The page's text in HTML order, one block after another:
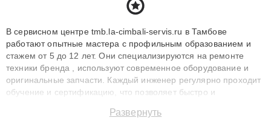
В сервисном центре tmb.la-cimbali-servis.ru в Тамбове
работают опытные мастера с профильным образованием и
стажем от 5 до 12 лет. Они специализируются на ремонте
техники бренда , используют современное оборудование и
оригинальные запчасти. Каждый инженер регулярно проходит
обучение и сертификацию, что позволяет быстро и
сохранением гарантии до 3 лет. Наши мастера решают
Развернуть